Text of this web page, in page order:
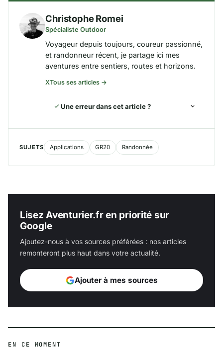
Christophe Romei
Spécialiste Outdoor
Voyageur depuis toujours, coureur passionné,
et randonneur récent, je partage ici mes
aventures entre sentiers, routes et horizons.
XTous ses articles →
Une erreur dans cet article ?
SUJETS Applications GR20 Randonnée
Lisez Aventurier.fr en priorité sur
Google
Ajoutez-nous à vos sources préférées : nos articles
remonteront plus haut dans votre actualité.
Ajouter à mes sources
EN CE MOMENT